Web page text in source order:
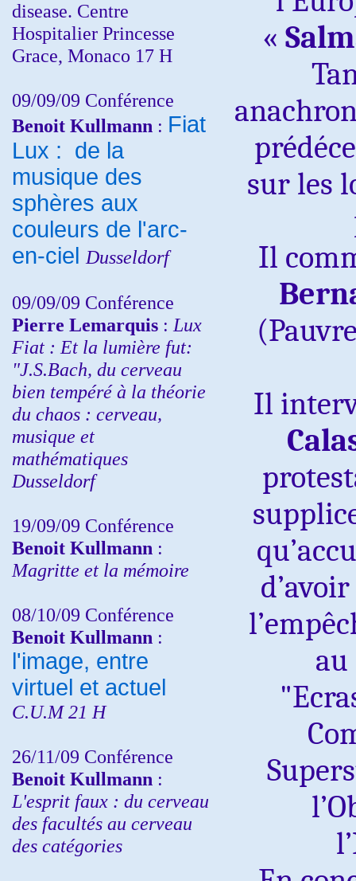
disease. Centre
Hospitalier Princesse
Grace, Monaco 17 H
09/09/09 Conférence
Benoit Kullmann : Fiat
Lux : de la
musique des
sphères aux
couleurs de l'arc-
en-ciel Dusseldorf
09/09/09 Conférence
Pierre Lemarquis : Lux
Fiat : Et la lumière fut:
"J.S.Bach, du cerveau
bien tempéré à la théorie
du chaos : cerveau,
musique et
mathématiques
Dusseldorf
19/09/09 Conférence
Benoit Kullmann :
Magritte et la mémoire
08/10/09 Conférence
Benoit Kullmann :
l'image, entre
virtuel et actuel
C.U.M 21 H
26/11/09 Conférence
Benoit Kullmann :
L'esprit faux : du cerveau
des facultés au cerveau
des catégories
«
sur les
Il
Il